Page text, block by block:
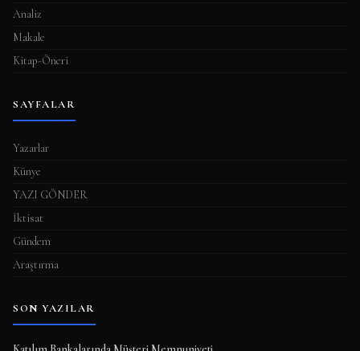
Analiz
Makale
Kitap-Öneri
SAYFALAR
Yazarlar
Künye
YAZI GÖNDER
İktisat
Gündem
Araştırma
SON YAZILAR